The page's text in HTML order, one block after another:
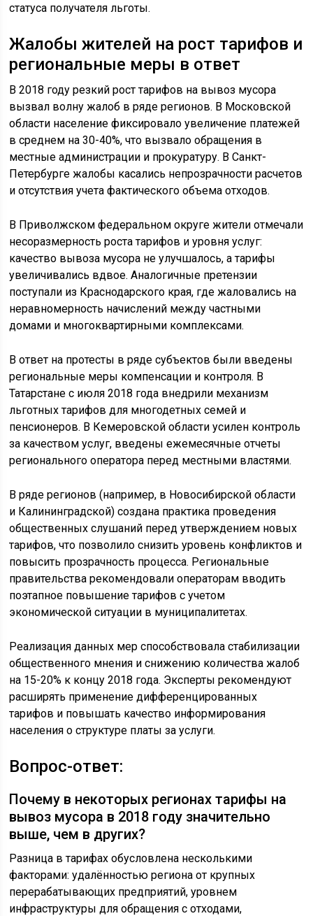
статуса получателя льготы.
Жалобы жителей на рост тарифов и
региональные меры в ответ
В 2018 году резкий рост тарифов на вывоз мусора
вызвал волну жалоб в ряде регионов. В Московской
области население фиксировало увеличение платежей
в среднем на 30-40%, что вызвало обращения в
местные администрации и прокуратуру. В Санкт-
Петербурге жалобы касались непрозрачности расчетов
и отсутствия учета фактического объема отходов.
В Приволжском федеральном округе жители отмечали
несоразмерность роста тарифов и уровня услуг:
качество вывоза мусора не улучшалось, а тарифы
увеличивались вдвое. Аналогичные претензии
поступали из Краснодарского края, где жаловались на
неравномерность начислений между частными
домами и многоквартирными комплексами.
В ответ на протесты в ряде субъектов были введены
региональные меры компенсации и контроля. В
Татарстане с июля 2018 года внедрили механизм
льготных тарифов для многодетных семей и
пенсионеров. В Кемеровской области усилен контроль
за качеством услуг, введены ежемесячные отчеты
регионального оператора перед местными властями.
В ряде регионов (например, в Новосибирской области
и Калининградской) создана практика проведения
общественных слушаний перед утверждением новых
тарифов, что позволило снизить уровень конфликтов и
повысить прозрачность процесса. Региональные
правительства рекомендовали операторам вводить
поэтапное повышение тарифов с учетом
экономической ситуации в муниципалитетах.
Реализация данных мер способствовала стабилизации
общественного мнения и снижению количества жалоб
на 15-20% к концу 2018 года. Эксперты рекомендуют
расширять применение дифференцированных
тарифов и повышать качество информирования
населения о структуре платы за услуги.
Вопрос-ответ:
Почему в некоторых регионах тарифы на
вывоз мусора в 2018 году значительно
выше, чем в других?
Разница в тарифах обусловлена несколькими
факторами: удалённостью региона от крупных
перерабатывающих предприятий, уровнем
инфраструктуры для обращения с отходами,